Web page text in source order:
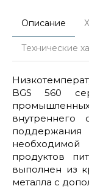
Описание
Технические
BGS 560
продуктов
выполнен из
металла с